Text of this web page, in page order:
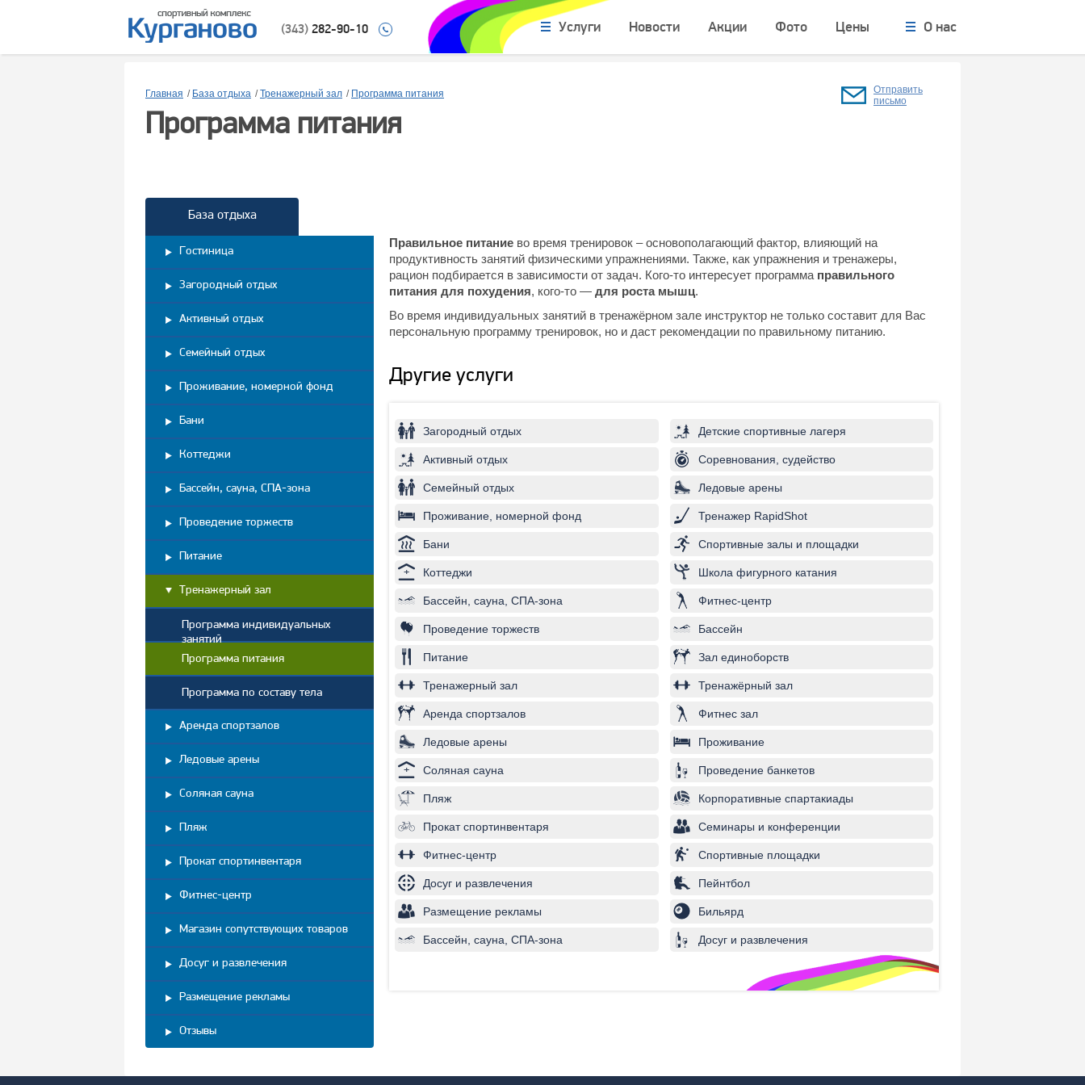
(343) 282-90-10 Услуги Новости Акции Фото Цены О нас
Главная / База отдыха /Тренажерный зал / Программа питания
Программа питания
Отправить
письмо
База отдыха
Гостиница
Загородный отдых
Активный отдых
Семейный отдых
Проживание, номерной фонд
Бани
Коттеджи
Бассейн, сауна, СПА-зона
Проведение торжеств
Питание
Тренажерный зал
Программа индивидуальных
занятий
Программа питания
Программа по составу тела
Аренда спортзалов
Ледовые арены
Соляная сауна
Пляж
Прокат спортинвентаря
Фитнес-центр
Магазин сопутствующих товаров
Досуг и развлечения
Размещение рекламы
Отзывы
Правильное питание во время тренировок – основополагающий фактор, влияющий на
продуктивность занятий физическими упражнениями. Также, как упражнения и тренажеры,
рацион подбирается в зависимости от задач. Кого-то интересует программа правильного
питания для похудения, кого-то — для роста мышц.
Во время индивидуальных занятий в тренажёрном зале инструктор не только составит для Вас
персональную программу тренировок, но и даст рекомендации по правильному питанию.
Другие услуги
Загородный отдых
Активный отдых
Семейный отдых
Проживание, номерной фонд
Бани
Коттеджи
Бассейн, сауна, СПА-зона
Проведение торжеств
Питание
Тренажерный зал
Аренда спортзалов
Ледовые арены
Соляная сауна
Пляж
Прокат спортинвентаря
Фитнес-центр
Досуг и развлечения
Размещение рекламы
Бассейн, сауна, СПА-зона
Детские спортивные лагеря
Соревнования, судейство
Ледовые арены
Тренажер RapidShot
Спортивные залы и площадки
Школа фигурного катания
Фитнес-центр
Бассейн
Зал единоборств
Тренажёрный зал
Фитнес зал
Проживание
Проведение банкетов
Корпоративные спартакиады
Семинары и конференции
Спортивные площадки
Пейнтбол
Бильярд
Досуг и развлечения